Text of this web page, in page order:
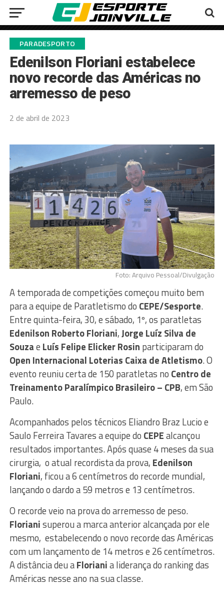
PARADESPORTO
Edenilson Floriani estabelece
novo recorde das Américas no
arremesso de peso
2 de abril de 2023
Foto: Arquivo Pessoal/Divulgação
A temporada de competições começou muito bem
para a equipe de Paratletismo do CEPE/Sesporte.
Entre quinta-feira, 30, e sábado, 1º, os paratletas
Edenilson Roberto Floriani,Jorge Luíz Silva de
Souzae Luís Felipe Elicker Rosin participaram do
Open Internacional Loterias Caixa de Atletismo. O
evento reuniu certa de 150 paratletas no Centro de
Treinamento Paralímpico Brasileiro – CPB, em São
Paulo.
Acompanhados pelos técnicos Eliandro Braz Lucio e
Saulo Ferreira Tavares a equipe do CEPEalcançou
resultados importantes. Após quase 4 meses da sua
cirurgia, o atual recordista da prova, Edenilson
Floriani, ficou a 6 centímetros do recorde mundial,
lançando o dardo a 59 metros e 13 centímetros.
O recorde veio na prova do arremesso de peso.
Florianisuperou a marca anterior alcançada por ele
mesmo, estabelecendo o novo recorde das Américas
com um lançamento de 14 metros e 26 centímetros.
A distância deu aFloriania liderança do ranking das
Américas nesse ano na sua classe.